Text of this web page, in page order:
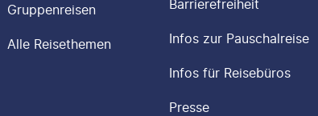
Gruppenreisen
Alle Reisethemen
Barrierefreiheit
Infos zur Pauschalreise
Infos für Reisebüros
Presse